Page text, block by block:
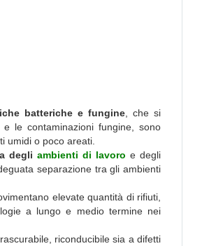
batteriche e fungine , che si
le contaminazioni fungine, sono
umidi o poco areati.
degli ambienti di lavoro e degli
separazione tra gli ambienti
elevate quantità di rifiuti,
a lungo e medio termine nei
riconducibile sia a difetti